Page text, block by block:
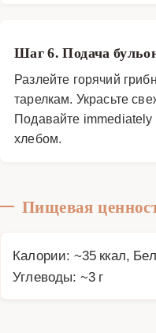
Шаг 6. Подача
Разлейте горячий
тарелкам. Украсьте
Подавайте
хлебом.
Пищевая
Калории: ~35 ккал,
Углеводы: ~3 г